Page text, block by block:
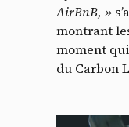
AirBnB, »
montrant
moment
du Carbon